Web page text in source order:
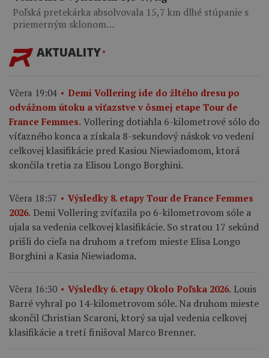
Poľská pretekárka absolvovala 15,7 km dlhé stúpanie s
priemerným sklonom…
AKTUALITY
Včera 19:04
Demi Vollering ide do žltého dresu po
odvážnom útoku a víťazstve v ôsmej etape Tour de
France Femmes. Vollering dotiahla 6-kilometrové sólo do
víťazného konca a získala 8-sekundový náskok vo vedení
celkovej klasifikácie pred Kasiou Niewiadomom, ktorá
skončila tretia za Elisou Longo Borghini.
Včera 18:57
Výsledky 8. etapy Tour de France Femmes
2026. Demi Vollering zvíťazila po 6-kilometrovom sóle a
ujala sa vedenia celkovej klasifikácie. So stratou 17 sekúnd
prišli do cieľa na druhom a treťom mieste Elisa Longo
Borghini a Kasia Niewiadoma.
Včera 16:30 Výsledky 6. etapy Okolo Poľska 2026. Louis
Barré vyhral po 14-kilometrovom sóle. Na druhom mieste
skončil Christian Scaroni, ktorý sa ujal vedenia celkovej
klasifikácie a tretí finišoval Marco Brenner.